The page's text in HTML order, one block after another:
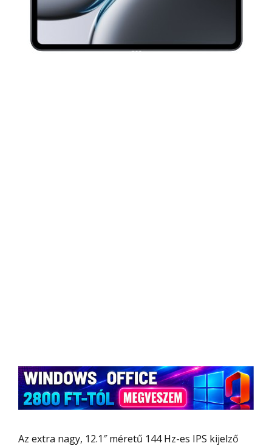
Az extra nagy, 12.1″ méretű 144 Hz-es IPS kijelző